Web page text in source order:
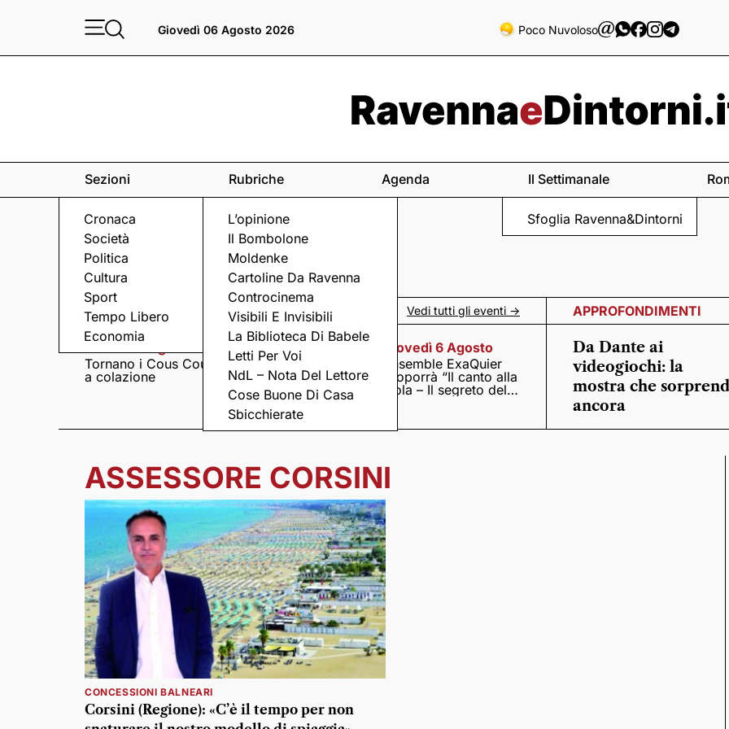
Giovedì 06 Agosto 2026 Poco Nuvoloso
Sezioni
Cronaca
Società
Politica
Cultura
Sport
Tempo Libero
Economia
Rubriche
L’opinione
Il Bombolone
Moldenke
Cartoline Da Ravenna
Controcinema
Visibili E Invisibili
La Biblioteca Di Babele
Letti Per Voi
NdL – Nota Del Lettore
Cose Buone Di Casa
Sbicchierate
Agenda Il Settimanale
Sfoglia Ravenna&Dintorni
Eventi a Ravenna e dintorni Vedi tutti gli eventi ->
Tornano i Cous Cous
a colazione
Giovedì 6 Agosto
Visita serale nella
Pieve romanica di
San Pietro in Sylvis
Giovedì 6 Agosto
Ensemble ExaQuier
proporrà “Il canto alla
viola – Il segreto del
APPROFONDIMENTI
Da Dante ai
videogiochi: la
mostra che
ancora
ASSESSORE CORSINI
CONCESSIONI BALNEARI
Corsini (Regione): «C’è il tempo per non